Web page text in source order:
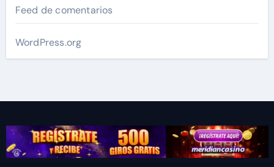
Feed de comentarios
WordPress.org